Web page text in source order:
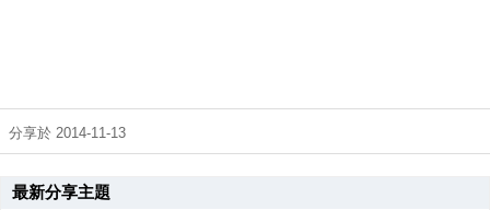
分享於 2014-11-13
最新分享主題